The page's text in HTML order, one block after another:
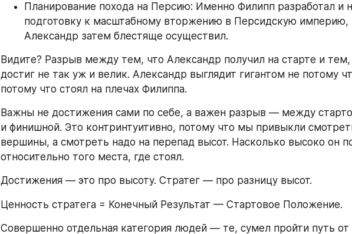
Планирование похода на Персию: Именно Филипп разработал и
подготовку к масштабному вторжению в Персидскую империю,
Александр затем блестяще осуществил.
Видите? Разрыв между тем, что Александр получил на старте и тем,
достиг не так уж и велик. Александр выглядит гигантом не потому
потому что стоял на плечах Филиппа.
Важны не достижения сами по себе, а важен разрыв — между
и финишной. Это контринтуитивно, потому что мы привыкли
вершины, а смотреть надо на перепад высот. Насколько высоко он
относительно того места, где стоял.
Достижения — это про высоту. Стратег — про разницу высот.
Ценность стратега = Конечный Результат — Стартовое Положение.
Совершенно отдельная категория людей — те, сумел пройти путь от